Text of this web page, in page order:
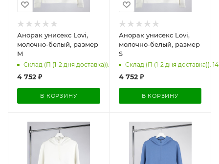
Анорак унисекс Lovi,
молочно-белый, размер
M
Склад (П (1-2 дня доставка)): 26
4 752 ₽
В КОРЗИНУ
Анорак унисекс Lovi,
молочно-белый, размер
S
Склад (П (1-2 дня доставка)): 14
4 752₽
В КОРЗИНУ